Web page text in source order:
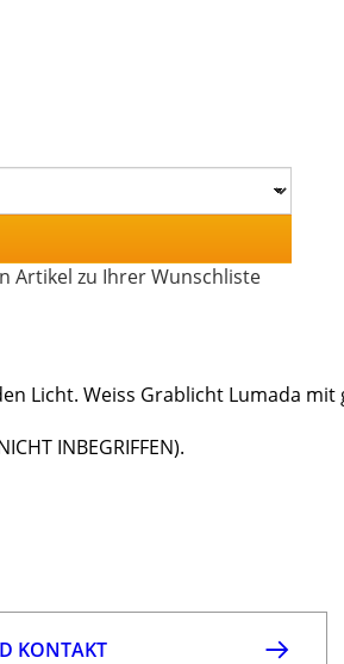
Artikel zu Ihrer Wunschliste
Licht. Weiss Grablicht Lumada
INBEGRIFFEN).
KONTAKT